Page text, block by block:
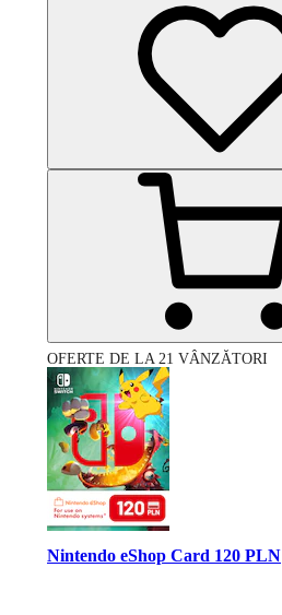
OFERTE DE LA 21 VÂNZĂTORI
Nintendo eShop Card 120 PLN